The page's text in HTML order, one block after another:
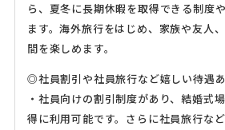
ら、夏冬に長期休暇を取得できる制度
ます。海外旅行をはじめ、家族や友人
間を楽しめます。
◎社員割引や社員旅行など嬉しい待遇あ
・社員向けの割引制度があり、結婚式
得に利用可能です。さらに社員旅行な